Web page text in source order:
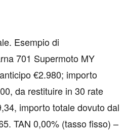
Esempio di
701 Supermoto MY
€2.980; importo
da restituire in 30 rate
importo totale dovuto dal
TAN 0,00% (tasso fisso) –